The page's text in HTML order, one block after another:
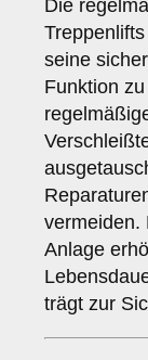
Die
seine
Funktion
vermeiden.
Anlage
trägt zur